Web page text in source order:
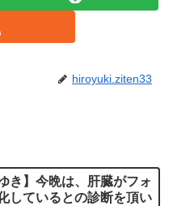
hiroyuki.ziten33
き】今晩は、肝臓がフォ
しているとの診断を頂い